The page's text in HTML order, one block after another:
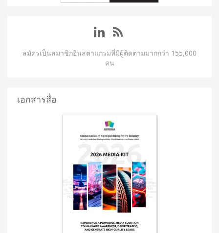
สมัครเป็นสมาชิกอินสตาแกรมที่มีผู้ติดตามมากกว่า 155,000
คน
เอกสารสื่อ